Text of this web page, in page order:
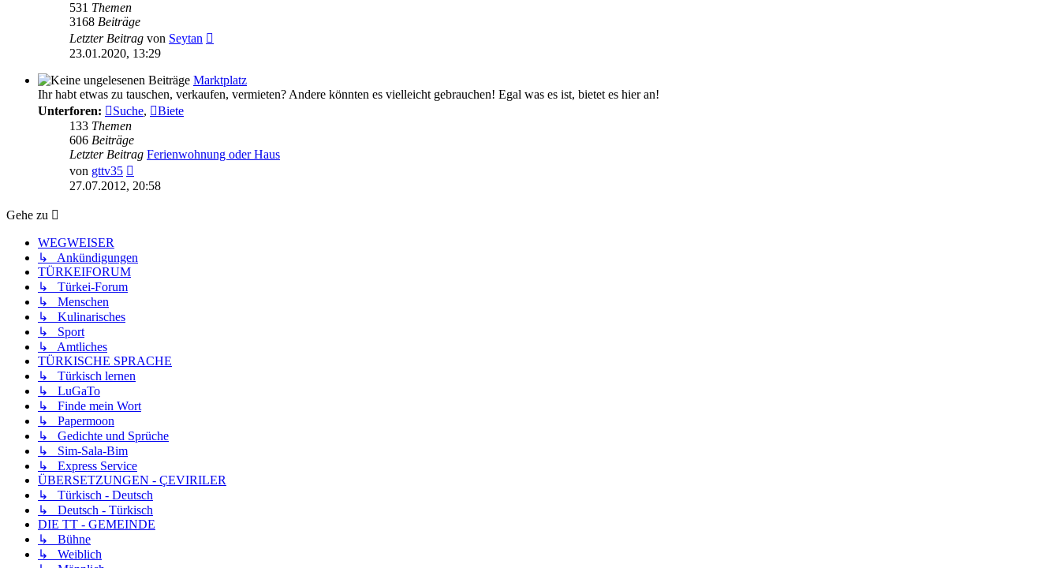
531 Themen
3168 Beiträge
Letzter Beitrag von Seytan
23.01.2020, 13:29
Marktplatz
Ihr habt etwas zu tauschen, verkaufen, vermieten? Andere könnten es vielleicht gebrauchen! Egal was es ist, bietet es hier an!
Unterforen:
Suche,
Biete
133 Themen
606 Beiträge
Letzter Beitrag Ferienwohnung oder Haus
von gttv35
Beitrag
27.07.2012, 20:58
Gehe zu
WEGWEISER
↳ Ankündigungen
TÜRKEIFORUM
↳ Türkei-Forum
↳ Menschen
↳ Kulinarisches
↳ Sport
↳ Amtliches
TÜRKISCHE SPRACHE
↳ Türkisch lernen
↳ LuGaTo
↳ Finde mein Wort
↳ Papermoon
↳ Gedichte und Sprüche
↳ Sim-Sala-Bim
↳ Express Service
ÜBERSETZUNGEN - ÇEVIRILER
↳ Türkisch - Deutsch
↳ Deutsch - Türkisch
DIE TT - GEMEINDE
↳ Bühne
↳ Weiblich